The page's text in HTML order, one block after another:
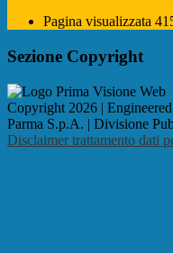
Pagina visualizzata
Sezione Copyright
Copyright 2026 |
Parma S.p.A. | Divisione
Disclaimer trattamento dati